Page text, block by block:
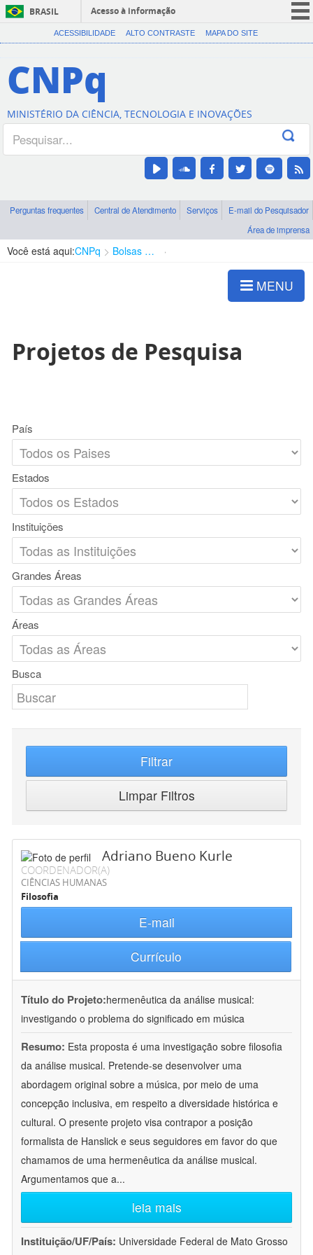
BRASIL
Acesso à informação
CORONAVÍRUS (COVID-19)
Canais
ACESSIBILIDADE ALTO CONTRASTE MAPA DO SITE
CNPq
MINISTÉRIO DA CIÊNCIA, TECNOLOGIA E INOVAÇÕES
Perguntas frequentes Central de Atendimento Serviços
E-mail do Pesquisador
Área de imprensa
Você está aqui:CNPq Bolsas e Auxílios Vigentes
MENU
Projetos de Pesquisa
País
Estados
Instituições
Grandes Áreas
Áreas
Busca
Filtrar
Limpar Filtros
Adriano Bueno Kurle
COORDENADOR(A)
CIÊNCIAS HUMANAS
Filosofia
E-mail
Currículo
Título do Projeto:hermenêutica da análise musical:
investigando o problema do significado em música
Resumo: Esta proposta é uma investigação sobre filosofia
da análise musical. Pretende-se desenvolver uma
abordagem original sobre a música, por meio de uma
concepção inclusiva, em respeito a diversidade histórica e
cultural. O presente projeto visa contrapor a posição
formalista de Hanslick e seus seguidores em favor do que
chamamos de uma hermenêutica da análise musical.
Argumentamos que a...
leia mais
Instituição/UF/País: Universidade Federal de Mato Grosso